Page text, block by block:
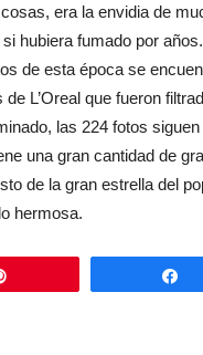
era la envidia de
hubiera fumado por años.
de esta época se
L’Oreal que fueron
las 224 fotos
una gran cantidad de
de la gran estrella del
hermosa.